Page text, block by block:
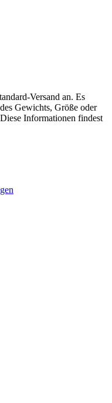
Versand an. Es
Gewichts, Größe oder
Informationen findest